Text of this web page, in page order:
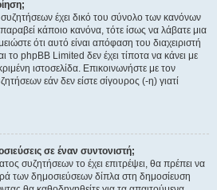
έχει δικό του σύνολο των κανόνων
κάποιο κανόνα, τότε ίσως να λάβατε μια
ότι αυτό είναι απόφαση του διαχειριστή
το phpBB Limited δεν έχει τίποτα να κάνει με
ιστοσελίδα. Επικοινωνήστε με τον
εάν δεν είστε σίγουρος (-η) γιατί
σε έναν συντονιστή;
συζητήσεων το έχει επιτρέψει, θα πρέπει να
των δημοσιεύσεων δίπλα στη δημοσίευση